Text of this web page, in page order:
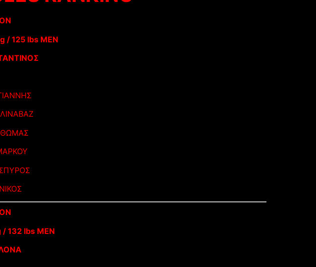
/ 125 lbs MEN
ΘΩΜΑΣ
132 lbs MEN